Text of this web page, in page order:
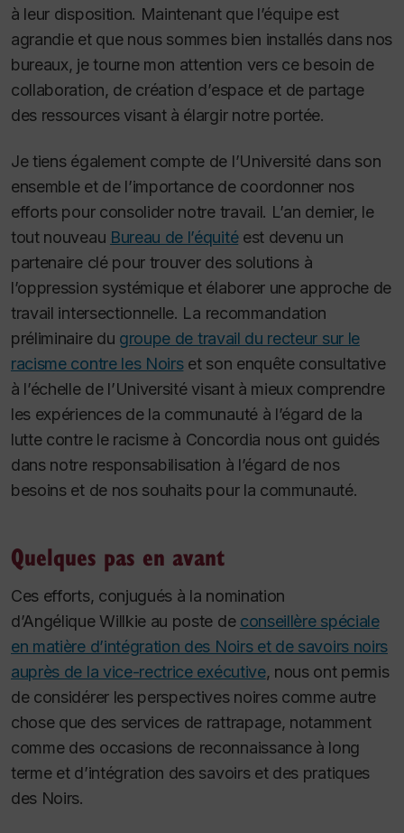
à leur disposition. Maintenant que l’équipe est
agrandie et que nous sommes bien installés dans nos
bureaux, je tourne mon attention vers ce besoin de
collaboration, de création d’espace et de partage
des ressources visant à élargir notre portée.
Je tiens également compte de l’Université dans son
ensemble et de l’importance de coordonner nos
efforts pour consolider notre travail. L’an dernier, le
tout nouveau Bureau de l’équitéest devenu un
partenaire clé pour trouver des solutions à
l’oppression systémique et élaborer une approche de
travail intersectionnelle. La recommandation
préliminaire du groupe de travail du recteur sur le
racisme contre les Noirset son enquête consultative
à l’échelle de l’Université visant à mieux comprendre
les expériences de la communauté à l’égard de la
lutte contre le racisme à Concordia nous ont guidés
dans notre responsabilisation à l’égard de nos
besoins et de nos souhaits pour la communauté.
Quelques pas en avant
Ces efforts, conjugués à la nomination
d’Angélique Willkie au poste de conseillère spéciale
en matière d’intégration des Noirs et de savoirs noirs
auprès de la vice-rectrice exécutive, nous ont permis
de considérer les perspectives noires comme autre
chose que des services de rattrapage, notamment
comme des occasions de reconnaissance à long
terme et d’intégration des savoirs et des pratiques
des Noirs.